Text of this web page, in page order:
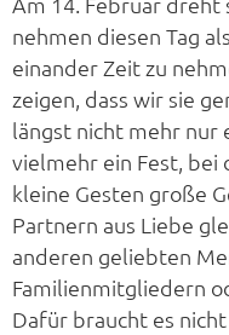
nehmen diesen Tag
einander Zeit zu
zeigen, dass wir sie
längst nicht mehr nur
vielmehr ein Fest, bei
kleine Gesten große
Partnern aus Liebe
anderen geliebten
Familienmitgliedern
Dafür braucht es